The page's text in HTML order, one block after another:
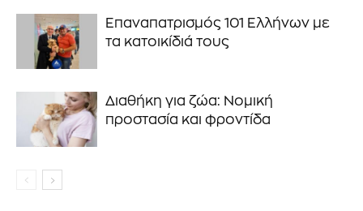
Επαναπατρισμός 101 Ελλήνων με
τα κατοικίδιά τους
Διαθήκη για ζώα: Νομική
προστασία και φροντίδα